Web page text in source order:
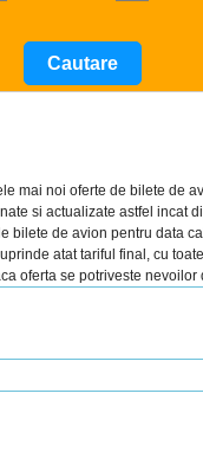
mai noi oferte de bilete de
si actualizate astfel incat
bilete de avion pentru data
atat tariful final, cu
oferta se potriveste nevoilor